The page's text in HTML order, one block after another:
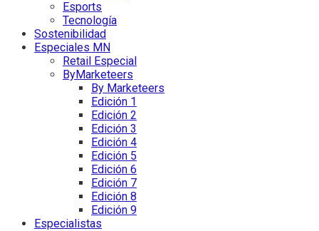
Esports
Tecnología
Sostenibilidad
Especiales MN
Retail Especial
ByMarketeers
By Marketeers
Edición 1
Edición 2
Edición 3
Edición 4
Edición 5
Edición 6
Edición 7
Edición 8
Edición 9
Especialistas